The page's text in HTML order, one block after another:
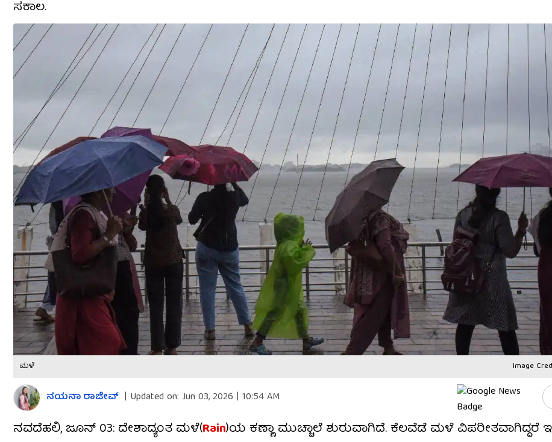
ಸಕಾಲ.
ಮಳೆ Image
ನಯನಾ ರಾಜೀವ್ | Updated on: Jun 03, 2026 | 10:54 AM
ನವದೆಹಲಿ, ಜೂನ್ 03: ದೇಶಾದ್ಯಂತ ಮಳೆ(Rain)ಯ ಕಣ್ಣಾ ಮುಚ್ಚಾಲೆ ಶುರುವಾಗಿದೆ. ಕೆಲವೆಡೆ ಮಳೆ ವಿಪರೀತವಾಗಿದ್ದರೆ